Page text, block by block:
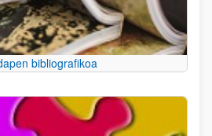
bibliografikoa